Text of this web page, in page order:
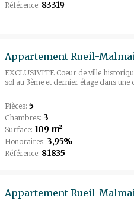
Référence: 83319
EXCLUSIVITE Coeur de ville
sol au 3ème et dernier étage dans une
Pièces: 5
Chambres: 3
Surface: 109 m²
Honoraires: 3,95%
Référence: 81835